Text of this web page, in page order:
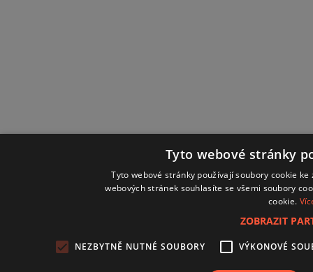
Tyto webové stránky
Tyto webové stránky používají soubory cookie
webových stránek souhlasíte se všemi soubory
cookie.
ZOBRAZIT
NEZBYTNĚ NUTNÉ SOUBORY VÝKONOVÉ